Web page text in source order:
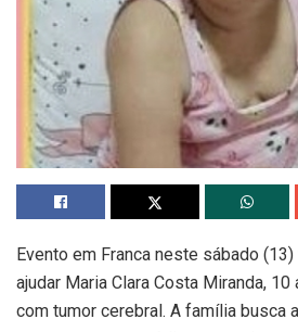
Evento em Franca neste sábado
ajudar Maria Clara Costa Miranda,
com tumor cerebral. A família busca